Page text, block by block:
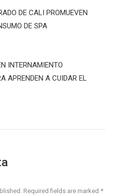
DE CALI PROMUEVEN
DE SPA
INTERNAMIENTO
APRENDEN A CUIDAR EL
Required fields are marked *